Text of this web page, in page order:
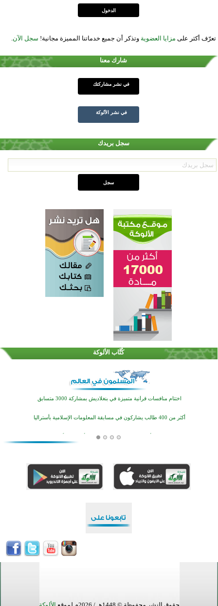
تعرّف أكثر على مزايا العضوية وتذكر أن جميع خدماتنا المميزة مجانية! سجل الآن.
شارك معنا
في نشر مشاركتك
في نشر الألوكة
سجل بريدك
كُتَّاب الألوكة
اختتام الدورة التاسعة لمسابقة حفظ وتلاوة القرآن الكريم في أزناكاييف
تيسليتش تختتم برنامجا تعليميا لتعزيز القيم وبناء الشخصية للشباب المسلمين
اختتام منافسات قرآنية متميزة في بنغلاديش بمشاركة 3000 متسابق
أكثر من 400 طالب يشاركون في مسابقة المعلومات الإسلامية بأستراليا
افتتاح تاريخي لأول مسجد في بلييفليا بالجبل الأسود منذ أكثر من قرن
أكبر مشروع إسلامي في ريف أستراليا يفتتح أبوابه بعد سنوات من العمل والعطاء
اختتام منافسات قرآنية متميزة في بنغلاديش بمشاركة 3000 متسابق